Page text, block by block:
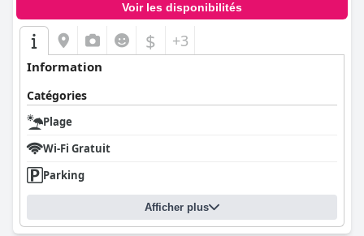
Voir les disponibilités
$ +3
Information
Catégories
Plage
Wi-Fi Gratuit
Parking
Afficher plus